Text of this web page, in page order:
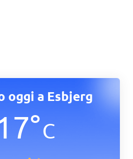
oggi a Esbjerg
°C